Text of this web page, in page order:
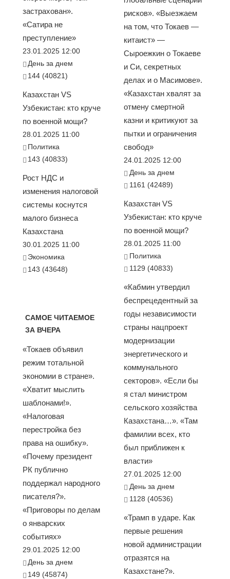
застрахован».
«Сатира не
преступление»
23.01.2025 12:00
День за днем
144 (40821)
Казахстан VS
Узбекистан: кто круче
по военной мощи?
28.01.2025 11:00
Политика
143 (40833)
Рост НДС и
изменения налоговой
системы коснутся
малого бизнеса
Казахстана
30.01.2025 11:00
Экономика
143 (43648)
САМОЕ ЧИТАЕМОЕ
ЗА ВЧЕРА
«Токаев объявил
режим тотальной
экономии в стране».
«Хватит мыслить
шаблонами!».
«Налоговая
перестройка без
права на ошибку».
«Почему президент
РК публично
поддержал народного
писателя?».
«Приговоры по делам
о январских
событиях»
29.01.2025 12:00
День за днем
149 (45874)
рисков». «Выезжаем
на том, что Токаев —
китаист» —
Сыроежкин о Токаеве
и Си, секретных
делах и о Масимове».
«Казахстан хвалят за
отмену смертной
казни и критикуют за
пытки и ограничения
свобод»
24.01.2025 12:00
День за днем
1161 (42489)
Казахстан VS
Узбекистан: кто круче
по военной мощи?
28.01.2025 11:00
Политика
1129 (40833)
«Кабмин утвердил
беспрецедентный за
годы независимости
страны нацпроект
модернизации
энергетического и
коммунального
секторов». «Если бы
я стал министром
сельского хозяйства
Казахстана…». «Там
фамилии всех, кто
был приближен к
власти»
27.01.2025 12:00
День за днем
1128 (40536)
«Трамп в ударе. Как
первые решения
новой администрации
отразятся на
Казахстане?».